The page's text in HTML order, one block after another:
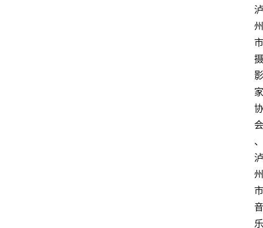
泸
州
市
摄
影
家
协
会
、
泸
州
市
音
乐